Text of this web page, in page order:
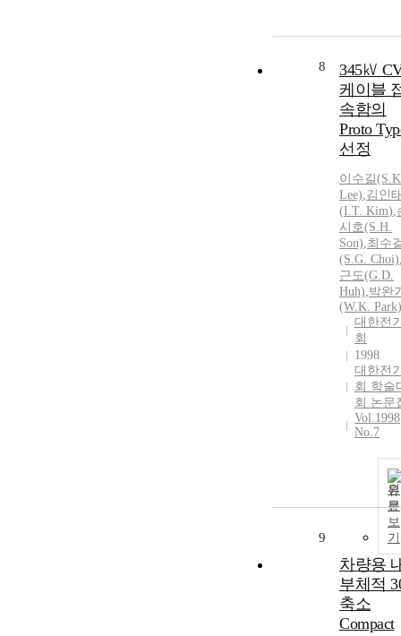
8
345㎸
케이블
속함의
Proto
선정
이수길
Lee),김인
(I.T. Kim),
시호(S.H.
Son),최수
(S.G. Choi)
근도(G.D.
Huh),박완
(W.K. Park)
대한전
회
1998
대한전
회 학술
회 논문
Vol.1998
No.7
원
문
보
기
9
차량용
부체적
축소
Compact